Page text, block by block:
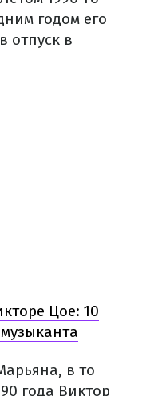
годом его
отпуск в
Цое: 10
в то
года Виктор